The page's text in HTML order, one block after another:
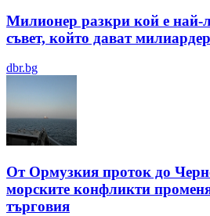
Милионер разкри кой е най-
съвет, който дават
dbr.bg
От Ормузкия проток до
морските конфликти
търговия